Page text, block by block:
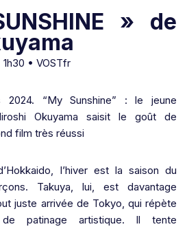
» de
• VOSTfr
l’hiver est la saison du
Takuya, lui, est davantage
juste arrivée de Tokyo, qui répète
de patinage artistique. Il tente